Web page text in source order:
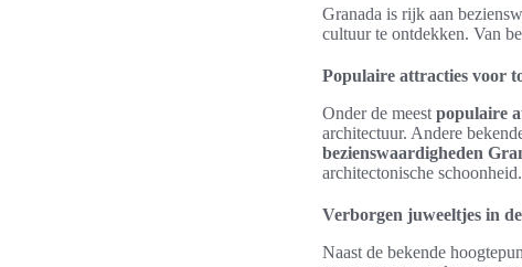
Granada is rijk aan
cultuur te ontdekken. Van
Populaire attracties voor
Onder de meest populaire
architectuur. Andere
bezienswaardigheden
architectonische schoonheid.
Verborgen juweeltjes in
Naast de bekende